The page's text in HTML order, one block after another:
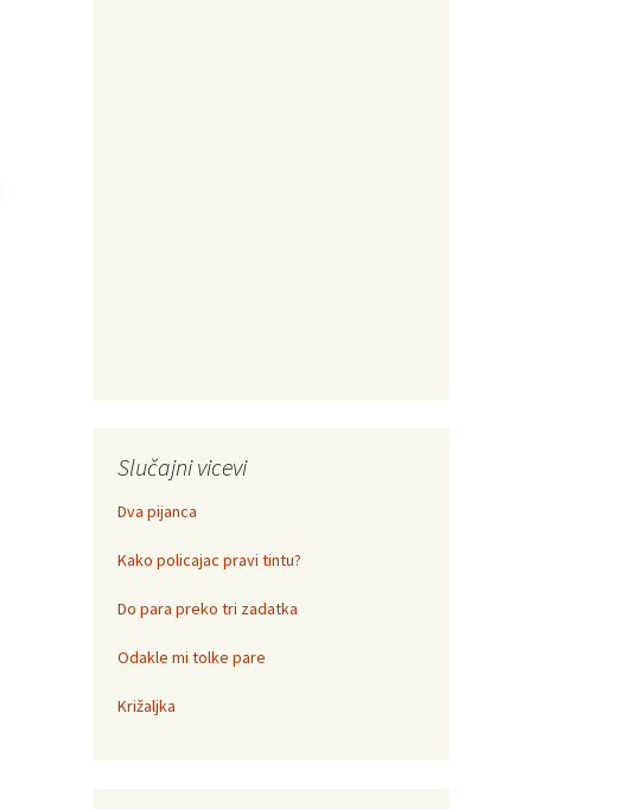
Slučajni vicevi
Dva pijanca
Kako policajac pravi tintu?
Do para preko tri zadatka
Odakle mi tolke pare
Križaljka